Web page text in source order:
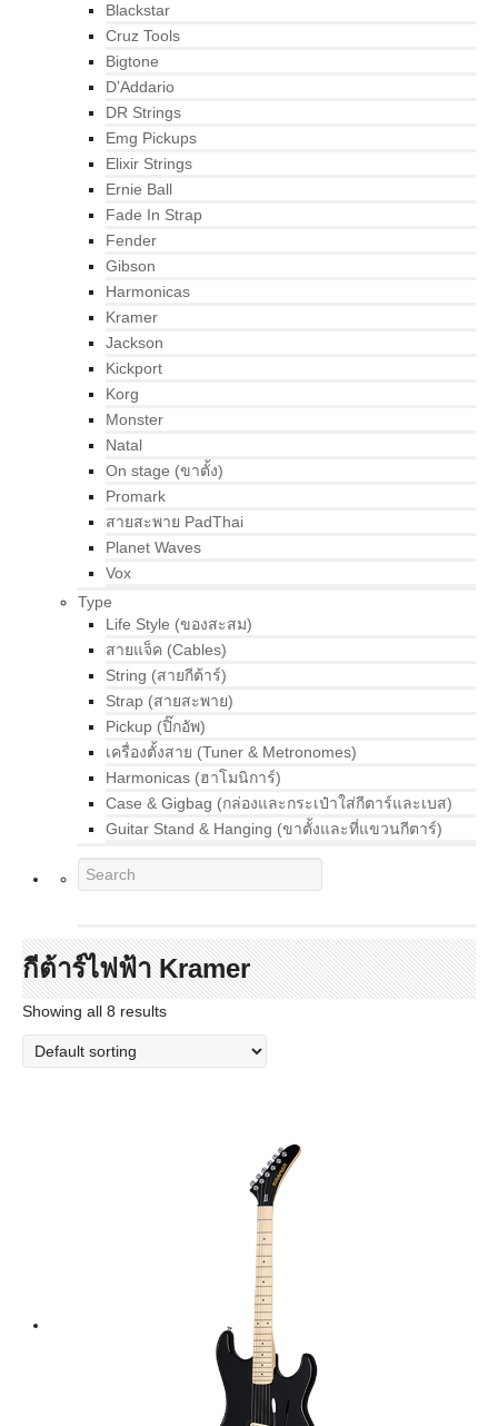
Blackstar
Cruz Tools
Bigtone
D’Addario
DR Strings
Emg Pickups
Elixir Strings
Ernie Ball
Fade In Strap
Fender
Gibson
Harmonicas
Kramer
Jackson
Kickport
Korg
Monster
Natal
On stage (ขาตั้ง)
Promark
สายสะพาย PadThai
Planet Waves
Vox
Type
Life Style (ของสะสม)
สายแจ็ค (Cables)
String (สายกีต้าร์)
Strap (สายสะพาย)
Pickup (ปิ๊กอัพ)
เครื่องตั้งสาย (Tuner & Metronomes)
Harmonicas (ฮาโมนิการ์)
Case & Gigbag (กล่องและกระเป๋าใส่กีตาร์และเบส)
Guitar Stand & Hanging (ขาตั้งและที่แขวนกีตาร์)
กีต้าร์ไฟฟ้า Kramer
Showing all 8 results